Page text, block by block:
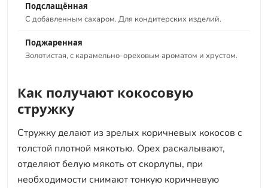
Подслащённая
С добавленным сахаром. Для кондитерских изделий.
Поджаренная
Золотистая, с карамельно-ореховым ароматом и хрустом.
Как получают кокосовую
стружку
Стружку делают из зрелых коричневых кокосов с
толстой плотной мякотью. Орех раскалывают,
отделяют белую мякоть от скорлупы, при
необходимости снимают тонкую коричневую